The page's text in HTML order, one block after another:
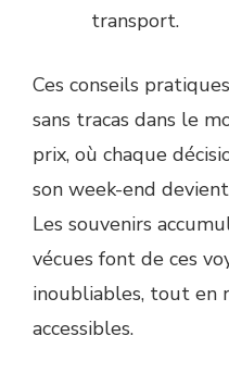
transport.
Ces conseils
sans tracas dans le
prix, où chaque
son week-end
Les souvenirs
vécues font de ces
inoubliables, tout en
accessibles.